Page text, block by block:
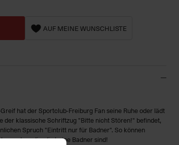
AUF MEINE WUNSCHLISTE
hat der Sportclub-Freiburg Fan seine Ruhe oder lädt
der klassische Schriftzug "Bitte nicht Stören!" befindet,
Spruch "Eintritt nur für Badner". So können
die, die keine Badner sind!